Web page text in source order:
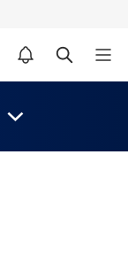
알림설정 바로가기 검색 바로가기 메뉴 열기